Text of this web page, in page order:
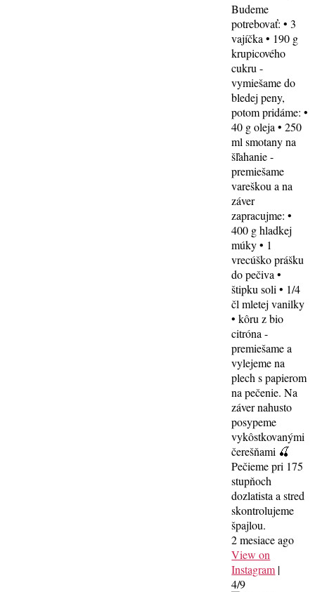
Budeme
potrebovať: • 3
vajíčka • 190 g
krupicového
cukru -
vymiešame do
bledej peny,
potom pridáme: •
40 g oleja • 250
ml smotany na
šľahanie -
premiešame
vareškou a na
záver
zapracujme: •
400 g hladkej
múky • 1
vrecúško prášku
do pečiva •
štipku soli • 1/4
čl mletej vanilky
• kôru z bio
citróna -
premiešame a
vylejeme na
plech s papierom
na pečenie. Na
záver nahusto
posypeme
vykôstkovanými
čerešňami 🍒
Pečieme pri 175
stupňoch
dozlatista a stred
skontrolujeme
špajlou.
2 mesiace ago
View on
Instagram |
4/9